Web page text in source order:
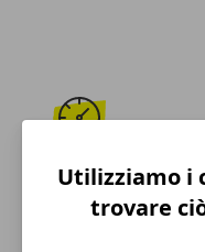
200 km/h
Velocità massima
Utilizziamo i
trovare